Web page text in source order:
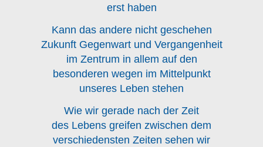
erst haben
Kann das andere nicht geschehen
Zukunft Gegenwart und Vergangenheit
im Zentrum in allem auf den
besonderen wegen im Mittelpunkt
unseres Leben stehen
Wie wir gerade nach der Zeit
des Lebens greifen zwischen dem
verschiedensten Zeiten sehen wir